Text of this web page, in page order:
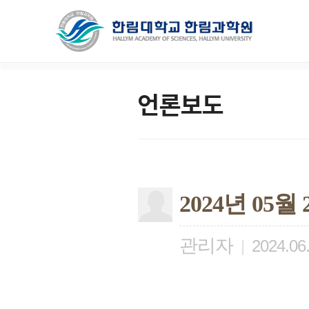
언론보도
2024년 05
관리자 |